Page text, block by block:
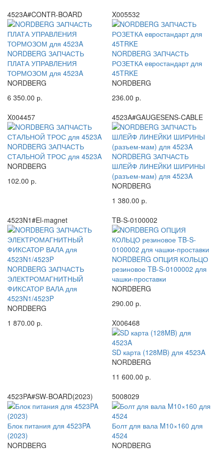
4523A#CONTR-BOARD
NORDBERG ЗАПЧАСТЬ
ПЛАТА УПРАВЛЕНИЯ
ТОРМОЗОМ для 4523A
NORDBERG
6 350.00 р.
X005532
NORDBERG ЗАПЧАСТЬ
РОЗЕТКА евростандарт для
45TRKE
NORDBERG
236.00 р.
X004457
NORDBERG ЗАПЧАСТЬ
СТАЛЬНОЙ ТРОС для 4523A
NORDBERG
102.00 р.
4523A#GAUGESENS-CABLE
NORDBERG ЗАПЧАСТЬ
ШЛЕЙФ ЛИНЕЙКИ ШИРИНЫ
(разъем-мам) для 4523A
NORDBERG
1 380.00 р.
4523N1#El-magnet
NORDBERG ЗАПЧАСТЬ
ЭЛЕКТРОМАГНИТНЫЙ
ФИКСАТОР ВАЛА для
4523N1/4523P
NORDBERG
1 870.00 р.
TB-S-0100002
NORDBERG ОПЦИЯ КОЛЬЦО
резиновое TB-S-0100002 для
чашки-проставки
NORDBERG
290.00 р.
X006468
SD карта (128MB) для 4523A
NORDBERG
11 600.00 р.
4523PA#SW-BOARD(2023)
Блок питания для 4523PA
(2023)
NORDBERG
5008029
Болт для вала M10×160 для
4524
NORDBERG